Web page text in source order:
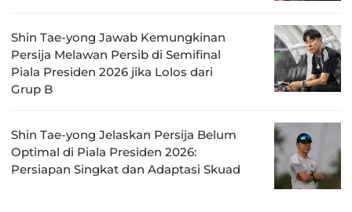
Shin Tae-yong Jawab Kemungkinan
Persija Melawan Persib di Semifinal
Piala Presiden 2026 jika Lolos dari
Grup B
Shin Tae-yong Jelaskan Persija Belum
Optimal di Piala Presiden 2026:
Persiapan Singkat dan Adaptasi Skuad